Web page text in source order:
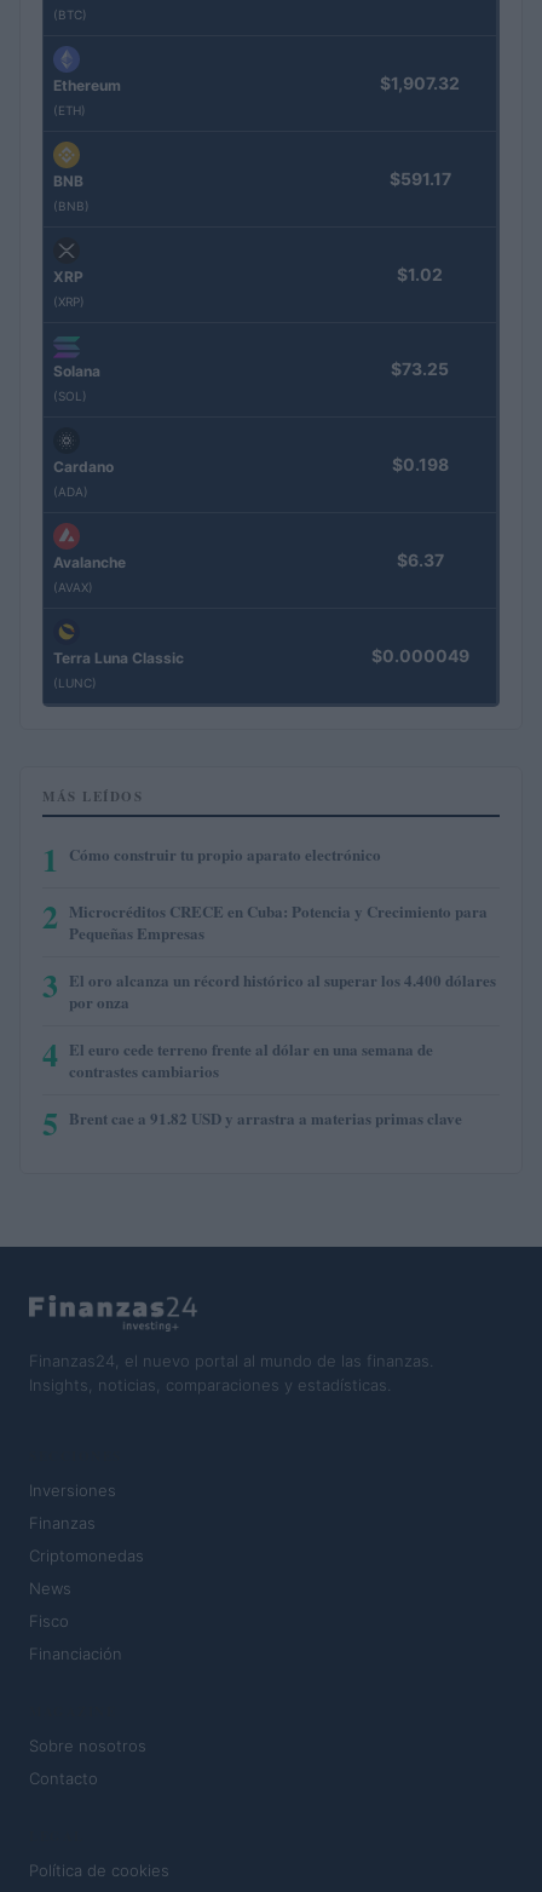
(BTC)
Ethereum
(ETH)
$1,907.32
BNB
(BNB)
$591.17
XRP
(XRP)
$1.02
Solana
(SOL)
$73.25
Cardano
(ADA)
$0.198
Avalanche
(AVAX)
$6.37
Terra Luna Classic
(LUNC)
$0.000049
MÁS LEÍDOS
1 Cómo construir tu propio aparato electrónico
2 Microcréditos CRECE en Cuba: Potencia y Crecimiento para
Pequeñas Empresas
3 El oro alcanza un récord histórico al superar los 4.400 dólares
por onza
4 El euro cede terreno frente al dólar en una semana de
contrastes cambiarios
5 Brent cae a 91.82 USD y arrastra a materias primas clave
Finanzas24, el nuevo portal al mundo de las finanzas.
Insights, noticias, comparaciones y estadísticas.
Inversiones
Finanzas
Criptomonedas
News
Fisco
Financiación
Sobre nosotros
Contacto
Política de cookies